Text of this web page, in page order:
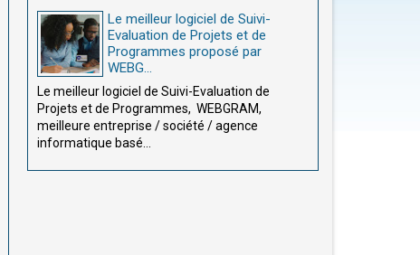
Le meilleur logiciel de Suivi-
Evaluation de Projets et de
Programmes proposé par
WEBG...
Le meilleur logiciel de Suivi-Evaluation de
Projets et de Programmes, WEBGRAM,
meilleure entreprise / société / agence
informatique basé...